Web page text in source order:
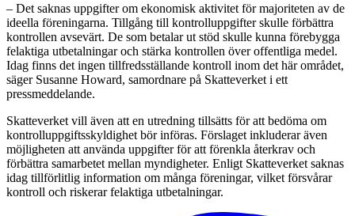
– Det saknas uppgifter om ekonomisk aktivitet för majoriteten av de
ideella föreningarna. Tillgång till kontrolluppgifter skulle förbättra
kontrollen avsevärt. De som betalar ut stöd skulle kunna förebygga
felaktiga utbetalningar och stärka kontrollen över offentliga medel.
Idag finns det ingen tillfredsställande kontroll inom det här området,
säger Susanne Howard, samordnare på Skatteverket i ett
pressmeddelande.
Skatteverket vill även att en utredning tillsätts för att bedöma om
kontrolluppgiftsskyldighet bör införas. Förslaget inkluderar även
möjligheten att använda uppgifter för att förenkla återkrav och
förbättra samarbetet mellan myndigheter. Enligt Skatteverket saknas
idag tillförlitlig information om många föreningar, vilket försvårar
kontroll och riskerar felaktiga utbetalningar.